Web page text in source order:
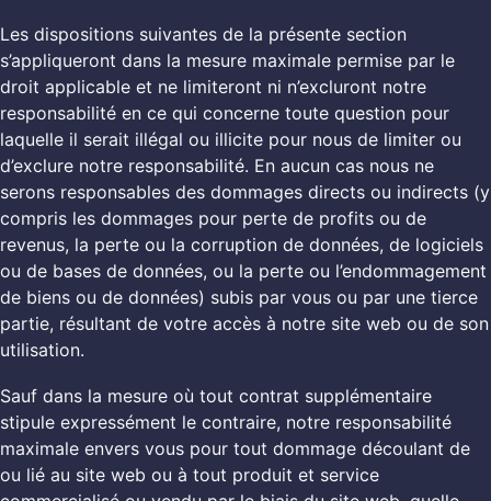
Les dispositions suivantes de la présente section
s’appliqueront dans la mesure maximale permise par le
droit applicable et ne limiteront ni n’excluront notre
responsabilité en ce qui concerne toute question pour
laquelle il serait illégal ou illicite pour nous de limiter ou
d’exclure notre responsabilité. En aucun cas nous ne
serons responsables des dommages directs ou indirects (y
compris les dommages pour perte de profits ou de
revenus, la perte ou la corruption de données, de logiciels
ou de bases de données, ou la perte ou l’endommagement
de biens ou de données) subis par vous ou par une tierce
partie, résultant de votre accès à notre site web ou de son
utilisation.
Sauf dans la mesure où tout contrat supplémentaire
stipule expressément le contraire, notre responsabilité
maximale envers vous pour tout dommage découlant de
ou lié au site web ou à tout produit et service